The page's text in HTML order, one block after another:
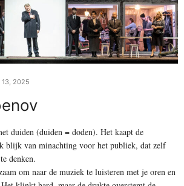
13, 2025
duiden (duiden = doden). Het kaapt de
blijk van minachting voor het publiek, dat zelf
denken.
om naar de muziek te luisteren met je oren en